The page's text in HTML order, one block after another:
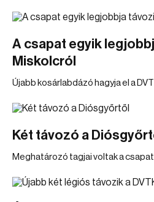
A csapat egyik
Miskolcról
Újabb kosárlabdázó hagyja el a
Két távozó a
Meghatározó tagjai voltak a